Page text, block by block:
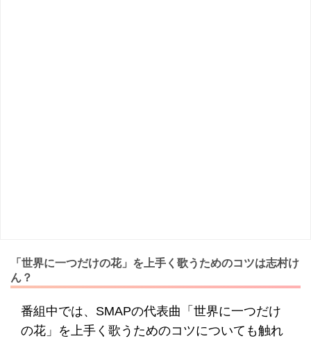
「世界に一つだけの花」を上手く歌うためのコツは志村け
ん？
番組中では、SMAPの代表曲「世界に一つだけ
の花」を上手く歌うためのコツについても触れ